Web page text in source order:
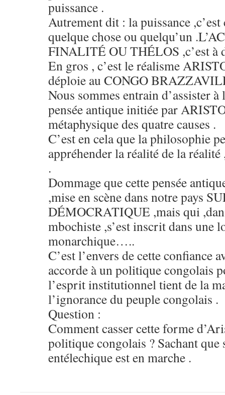
puissance .
Autrement dit : la puissance
quelque chose ou quelqu’un
FINALITÉ OU THÉLOS ,c’est à
En gros , c’est le réalisme
déploie au CONGO
Nous sommes entrain d’assister
pensée antique initiée par
métaphysique des quatre causes .
C’est en cela que la philosophie
appréhender la réalité de la réalité
.
Dommage que cette pensée
,mise en scène dans notre pays
DÉMOCRATIQUE ,mais qui
mbochiste ,s’est inscrit dans une
monarchique…..
C’est l’envers de cette confiance
accorde à un politique congolais
l’esprit institutionnel tient de la
l’ignorance du peuple congolais .
Question :
Comment casser cette forme
politique congolais ? Sachant que
entélechique est en marche .